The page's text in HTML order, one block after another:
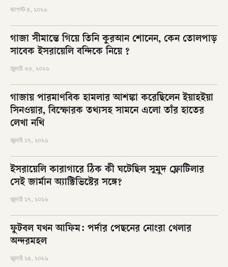
আগস্ট ৪, ২০২৬
গাজা সীমান্তে গিয়ে তিনি কুরআন শোনেন, কেন তোলপাড়
সাবেক ইসরায়েলি বন্দিকে নিয়ে ?
জুলাই ৩০, ২০২৬
গাজায় পারমাণবিক হামলার আশঙ্কা করেছিলেন ইয়াহইয়া
সিনওয়ার, বিস্ফোরক তথ্যসহ সামনে এলো তাঁর হাতের
লেখা নথি
জুলাই ১৭, ২০২৬
ইসরায়েলি কারাগারে ঠিক কী ঘটেছিল সুমুদ ফ্লোটিলার
সেই জার্মান অ্যাক্টিভিস্টের সঙ্গে?
জুলাই ১৭, ২০২৬
ফুটবল যখন আফিম: পর্দার পেছনের নোংরা খেলার
অন্দরমহল
জুলাই ১৪, ২০২৬